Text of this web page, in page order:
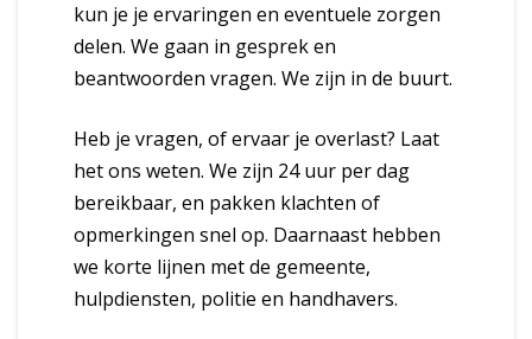
kun je je ervaringen en eventuele zorgen
delen. We gaan in gesprek en
beantwoorden vragen. We zijn in de buurt.
Heb je vragen, of ervaar je overlast? Laat
het ons weten. We zijn 24 uur per dag
bereikbaar, en pakken klachten of
opmerkingen snel op. Daarnaast hebben
we korte lijnen met de gemeente,
hulpdiensten, politie en handhavers.